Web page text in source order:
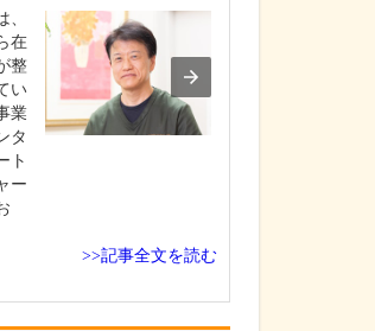
在
整
い
業
タ
ト
ー
>>記事全文を読む